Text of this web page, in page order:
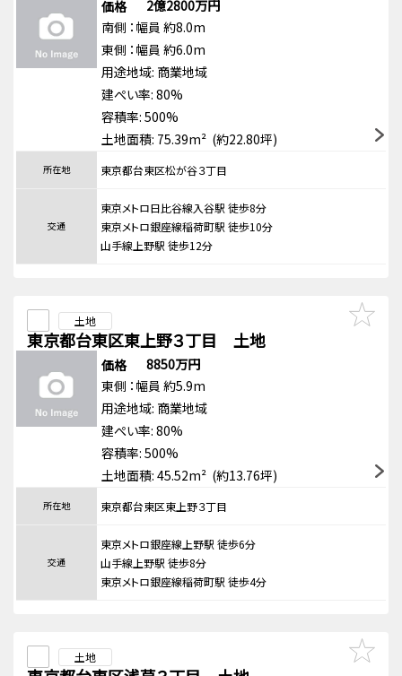
価格
2億2800万円
南側 ：幅員 約8.0m
東側 ：幅員 約6.0m
用途地域: 商業地域
建ぺい率: 80%
容積率: 500%
土地面積: 75.39m² (約22.80坪)
所在地 東京都台東区松が谷３丁目
交通
東京メトロ日比谷線入谷駅 徒歩8分
東京メトロ銀座線稲荷町駅 徒歩10分
山手線上野駅 徒歩12分
土地
東京都台東区東上野３丁目 土地
価格
8850万円
東側 ：幅員 約5.9m
用途地域: 商業地域
建ぺい率: 80%
容積率: 500%
土地面積: 45.52m² (約13.76坪)
所在地 東京都台東区東上野３丁目
交通
東京メトロ銀座線上野駅 徒歩6分
山手線上野駅 徒歩8分
東京メトロ銀座線稲荷町駅 徒歩4分
土地